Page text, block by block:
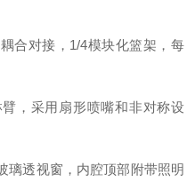
合对接，1/4模块化篮架，每
，采用扇形喷嘴和非对称设
璃透视窗，内腔顶部附带照明